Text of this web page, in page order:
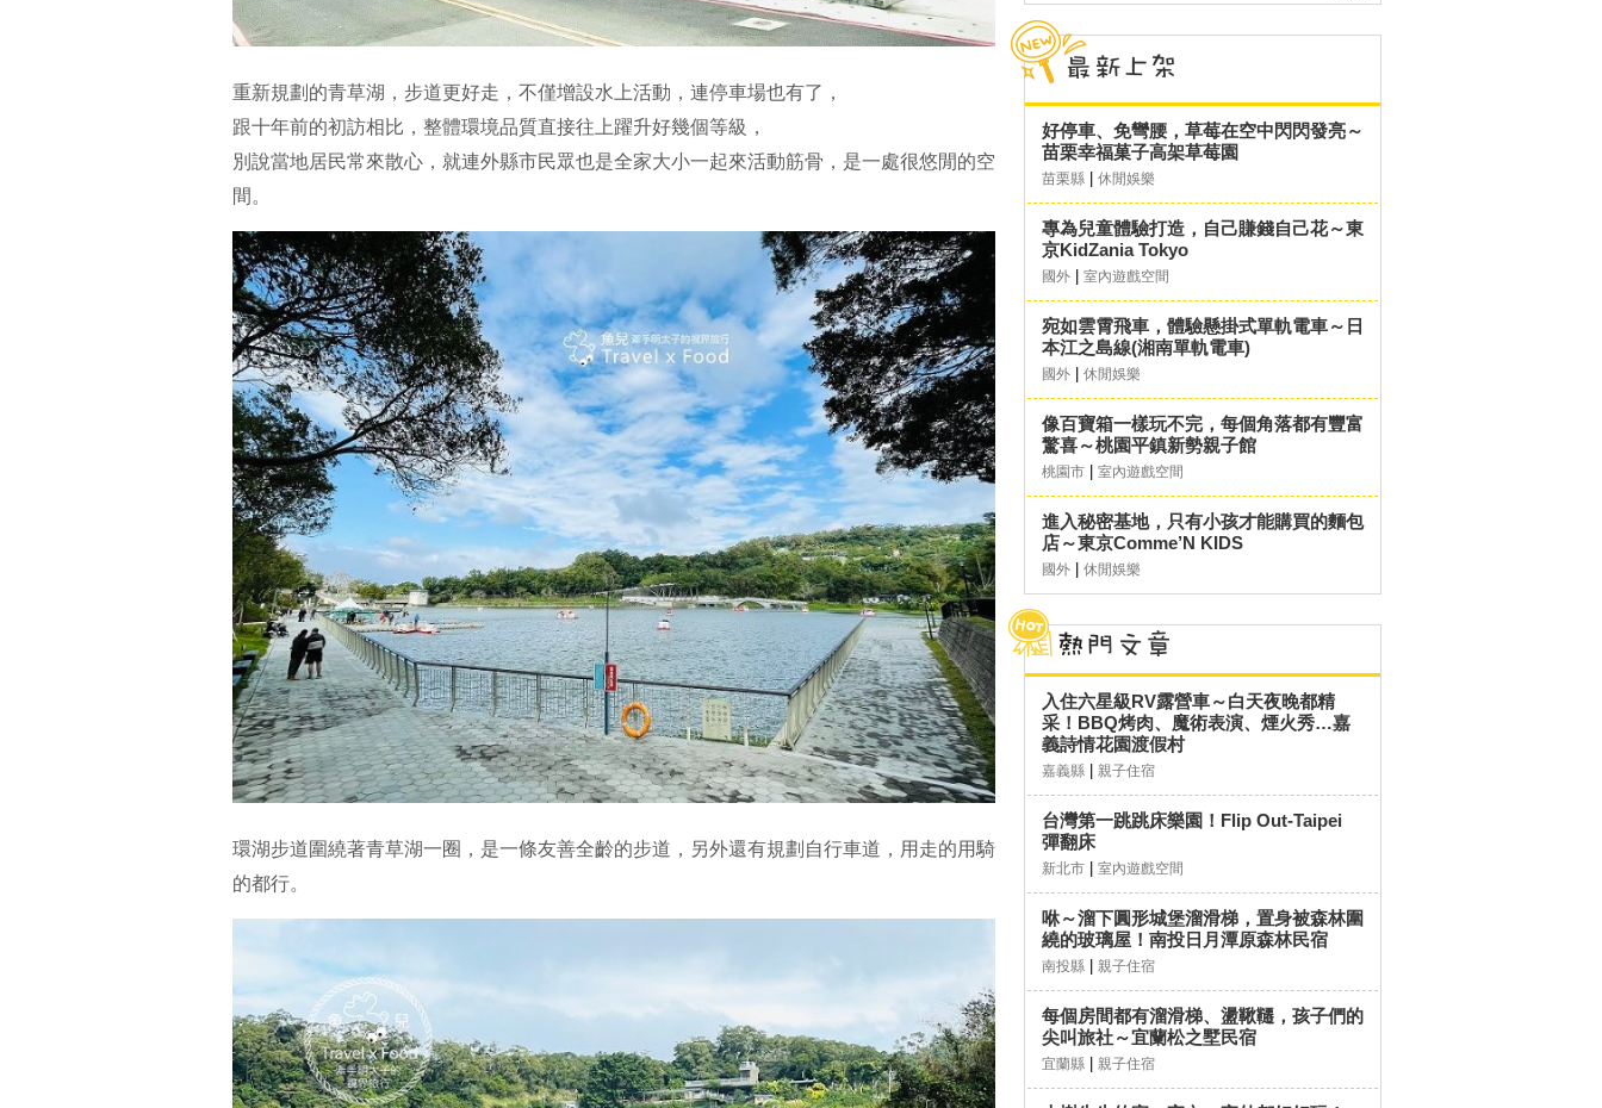
重新規劃的青草湖，步道更好走，不僅增設水上活動，連停車場也有了，
跟十年前的初訪相比，整體環境品質直接往上躍升好幾個等級，
別說當地居民常來散心，就連外縣市民眾也是全家大小一起來活動筋骨，是一處很悠閒的空
間。
環湖步道圍繞著青草湖一圈，是一條友善全齡的步道，另外還有規劃自行車道，用走的用騎
的都行。
好停車、免彎腰，草莓在空中閃閃發亮～
苗栗幸福菓子高架草莓園
苗栗縣 休閒娛樂
專為兒童體驗打造，自己賺錢自己花～東
京KidZania Tokyo
國外 室內遊戲空間
宛如雲霄飛車，體驗懸掛式單軌電車～日
本江之島線(湘南單軌電車)
國外 休閒娛樂
像百寶箱一樣玩不完，每個角落都有豐富
驚喜～桃園平鎮新勢親子館
桃園市 室內遊戲空間
進入秘密基地，只有小孩才能購買的麵包
店～東京Comme’N KIDS
國外 休閒娛樂
入住六星級RV露營車～白天夜晚都精
采！BBQ烤肉、魔術表演、煙火秀…嘉
義詩情花園渡假村
嘉義縣 親子住宿
台灣第一跳跳床樂園！Flip Out-Taipei
彈翻床
新北市 室內遊戲空間
咻～溜下圓形城堡溜滑梯，置身被森林圍
繞的玻璃屋！南投日月潭原森林民宿
南投縣 親子住宿
每個房間都有溜滑梯、盪鞦韆，孩子們的
尖叫旅社～宜蘭松之墅民宿
宜蘭縣 親子住宿